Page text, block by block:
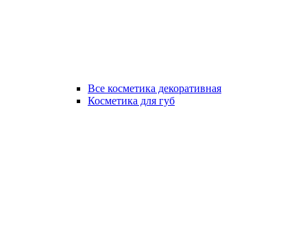
Все косметика декоративная
Косметика для губ